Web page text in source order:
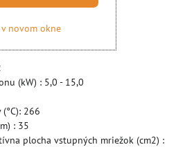
novom okne
(kW) : 5,0 - 15,0
266
: 35
plocha vstupných mriežok (cm2) :